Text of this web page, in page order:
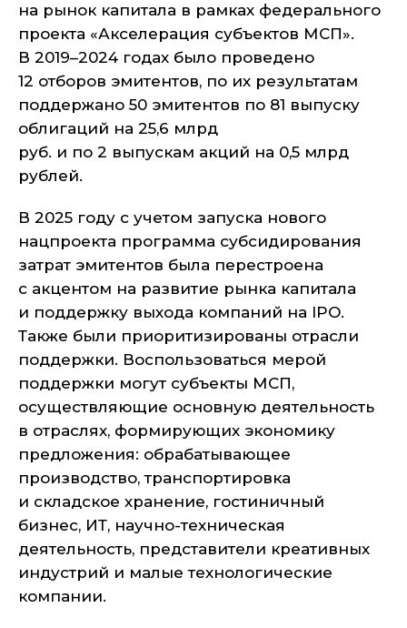
на рынок капитала в рамках федерального
проекта «Акселерация субъектов МСП».
В 2019–2024 годах было проведено
12 отборов эмитентов, по их результатам
поддержано 50 эмитентов по 81 выпуску
облигаций на 25,6 млрд
руб. и по 2 выпускам акций на 0,5 млрд
рублей.
В 2025 году с учетом запуска нового
нацпроекта программа субсидирования
затрат эмитентов была перестроена
с акцентом на развитие рынка капитала
и поддержку выхода компаний на IPO.
Также были приоритизированы отрасли
поддержки. Воспользоваться мерой
поддержки могут субъекты МСП,
осуществляющие основную деятельность
в отраслях, формирующих экономику
предложения: обрабатывающее
производство, транспортировка
и складское хранение, гостиничный
бизнес, ИТ, научно-техническая
деятельность, представители креативных
индустрий и малые технологические
компании.